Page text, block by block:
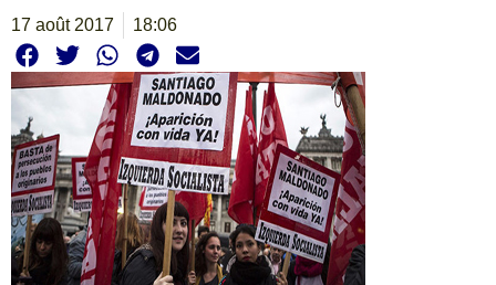
17 août 2017 18:06